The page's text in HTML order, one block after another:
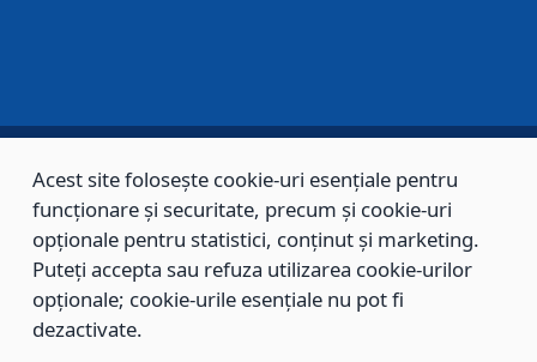
Copyright © 2002 - 2026 - PRIMĂRIA MUNICIPIULUI BRAȘOV, toate drepturile
rezervate.
Sitemap Contact
Acest site folosește cookie-uri esențiale pentru
funcționare și securitate, precum și cookie-uri
opționale pentru statistici, conținut și marketing.
Puteți accepta sau refuza utilizarea cookie-urilor
opționale; cookie-urile esențiale nu pot fi
dezactivate.